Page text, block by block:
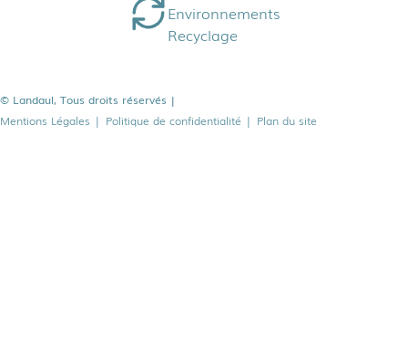
Environnements
Recyclage
© Landaul, Tous droits réservés |
Mentions Légales | Politique de confidentialité | Plan du site